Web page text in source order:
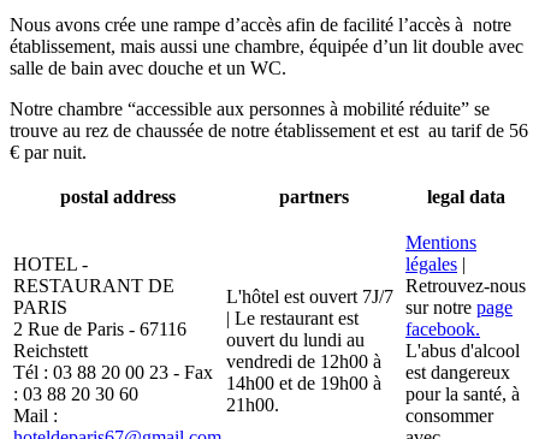
Nous avons crée une rampe d’accès afin de facilité l’accès à notre
établissement, mais aussi une chambre, équipée d’un lit double avec
salle de bain avec douche et un WC.
Notre chambre “accessible aux personnes à mobilité réduite” se
trouve au rez de chaussée de notre établissement et est au tarif de 56
€ par nuit.
postal address partners legal data
HOTEL -
RESTAURANT DE
PARIS
2 Rue de Paris - 67116
Reichstett
Tél : 03 88 20 00 23 - Fax
: 03 88 20 30 60
Mail :
L'hôtel est ouvert 7J/7
| Le restaurant est
ouvert du lundi au
vendredi de 12h00 à
14h00 et de 19h00 à
21h00.
Mentions
légales |
Retrouvez-nous
sur notre page
facebook.
L'abus d'alcool
est dangereux
pour la santé, à
consommer